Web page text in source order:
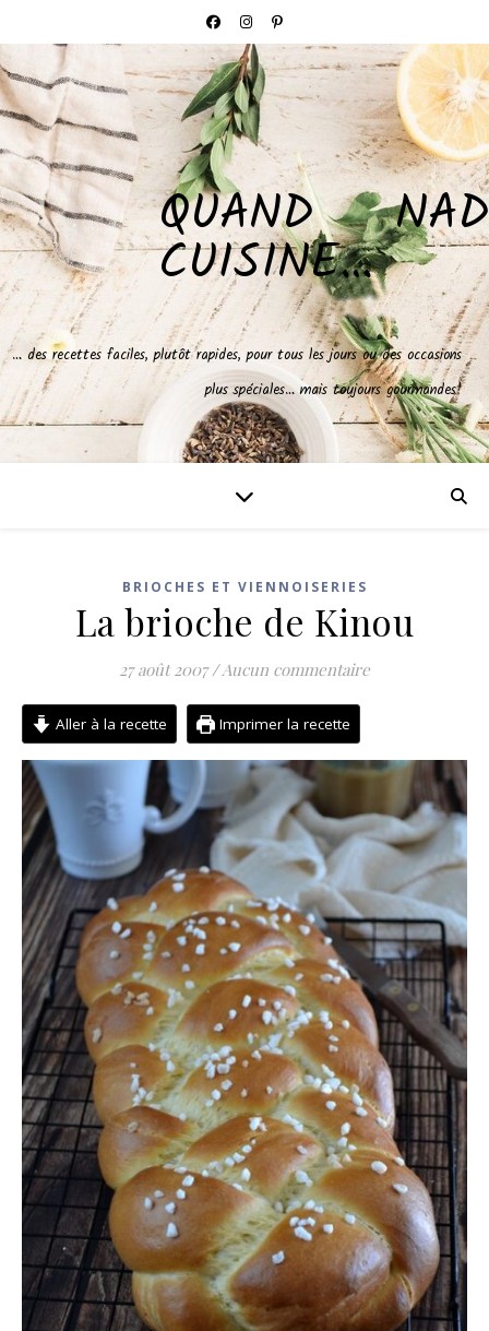
QUAND NAD
CUISINE…
… des recettes faciles, plutôt rapides, pour tous les jours ou des occasions
plus spéciales… mais toujours gourmandes!
BRIOCHES ET VIENNOISERIES
La brioche de Kinou
27 août 2007 /Aucun commentaire
Aller à la recette Imprimer la recette